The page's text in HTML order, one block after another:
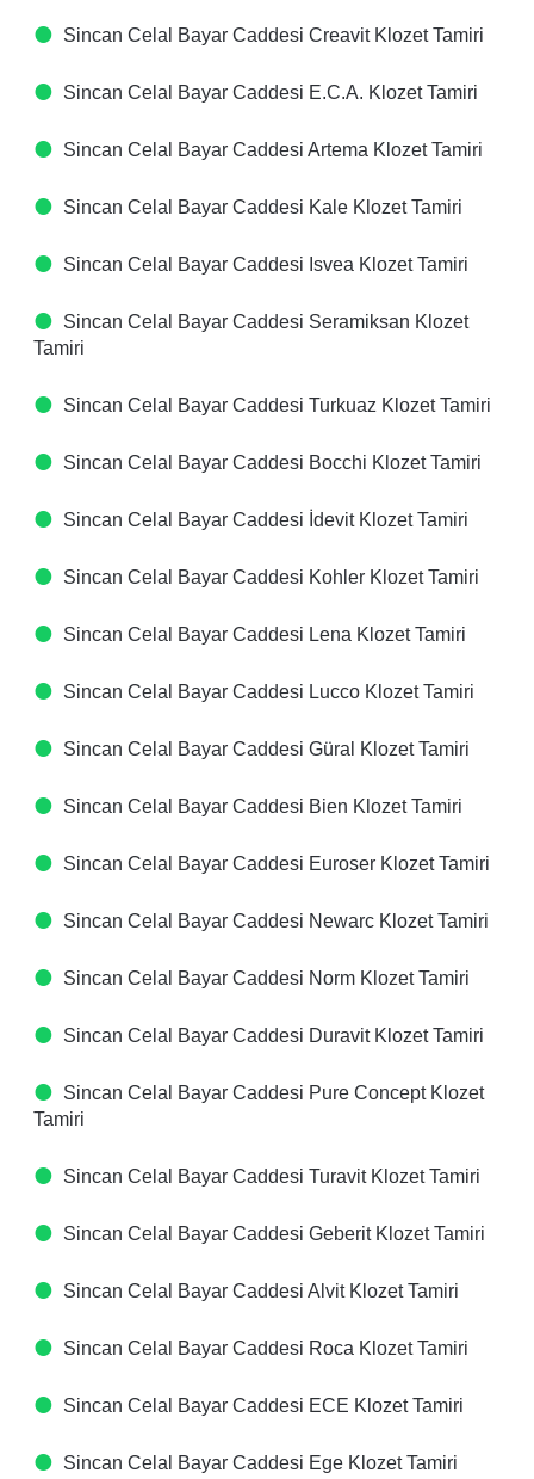
Sincan Celal Bayar Caddesi Creavit Klozet Tamiri
Sincan Celal Bayar Caddesi E.C.A. Klozet Tamiri
Sincan Celal Bayar Caddesi Artema Klozet Tamiri
Sincan Celal Bayar Caddesi Kale Klozet Tamiri
Sincan Celal Bayar Caddesi Isvea Klozet Tamiri
Sincan Celal Bayar Caddesi Seramiksan Klozet
Tamiri
Sincan Celal Bayar Caddesi Turkuaz Klozet Tamiri
Sincan Celal Bayar Caddesi Bocchi Klozet Tamiri
Sincan Celal Bayar Caddesi İdevit Klozet Tamiri
Sincan Celal Bayar Caddesi Kohler Klozet Tamiri
Sincan Celal Bayar Caddesi Lena Klozet Tamiri
Sincan Celal Bayar Caddesi Lucco Klozet Tamiri
Sincan Celal Bayar Caddesi Güral Klozet Tamiri
Sincan Celal Bayar Caddesi Bien Klozet Tamiri
Sincan Celal Bayar Caddesi Euroser Klozet Tamiri
Sincan Celal Bayar Caddesi Newarc Klozet Tamiri
Sincan Celal Bayar Caddesi Norm Klozet Tamiri
Sincan Celal Bayar Caddesi Duravit Klozet Tamiri
Sincan Celal Bayar Caddesi Pure Concept Klozet
Tamiri
Sincan Celal Bayar Caddesi Turavit Klozet Tamiri
Sincan Celal Bayar Caddesi Geberit Klozet Tamiri
Sincan Celal Bayar Caddesi Alvit Klozet Tamiri
Sincan Celal Bayar Caddesi Roca Klozet Tamiri
Sincan Celal Bayar Caddesi ECE Klozet Tamiri
Sincan Celal Bayar Caddesi Ege Klozet Tamiri